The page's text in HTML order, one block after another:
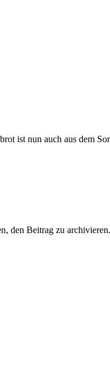
ist nun auch aus dem
den Beitrag zu